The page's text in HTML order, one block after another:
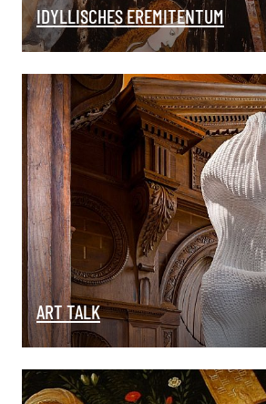
IDYLLISCHES EREMITENTUM
ART TALK